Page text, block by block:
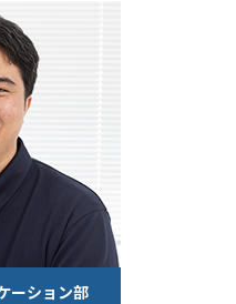
ーション部